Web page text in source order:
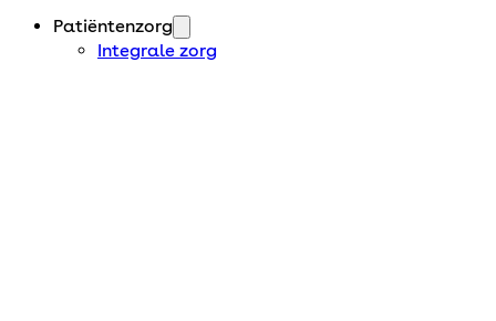
Patiëntenzorg
Integrale zorg